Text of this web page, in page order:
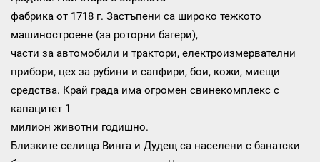
фабрика от 1718 г. Застъпени са широко тежкото
машиностроене (за роторни багери),
части за автомобили и трактори, електроизмервателни
прибори, цех за рубини и сапфири, бои, кожи, миещи
средства. Край града има огромен свинекомплекс с
капацитет 1
милион животни годишно.
Близките селища Винга и Дудещ са населени с банатски